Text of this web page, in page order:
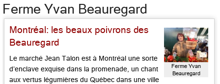
Ferme Yvan Beauregard
Montréal: les beaux poivrons des
Beauregard
Le marché Jean Talon est à Montréal une sorte
d’enclave exquise dans la promenade, un chant
aux vertus légumières du Québec dans une ville
Ferme Yvan
Beauregard